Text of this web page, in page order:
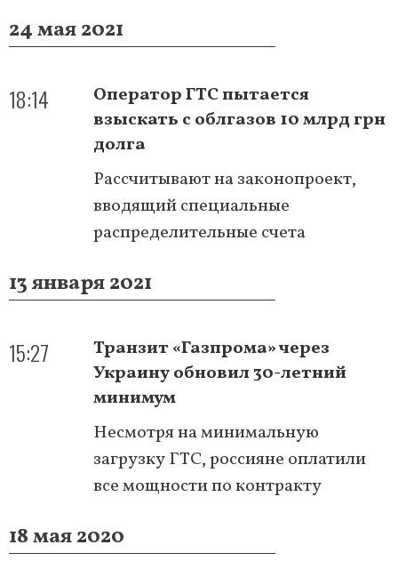
24 мая 2021
18:14
Оператор ГТС пытается
взыскать с облгазов 10 млрд грн
долга
Рассчитывают на законопроект,
вводящий специальные
распределительные счета
13 января 2021
15:27
Транзит «Газпрома» через
Украину обновил 30-летний
минимум
Несмотря на минимальную
загрузку ГТС, россияне оплатили
все мощности по контракту
18 мая 2020